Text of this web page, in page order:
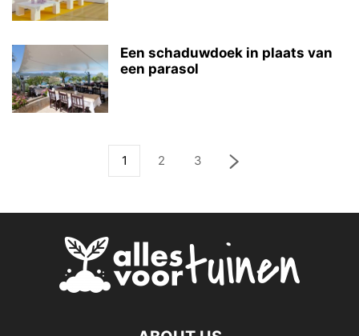
Een schaduwdoek in plaats van
een parasol
1 2 3